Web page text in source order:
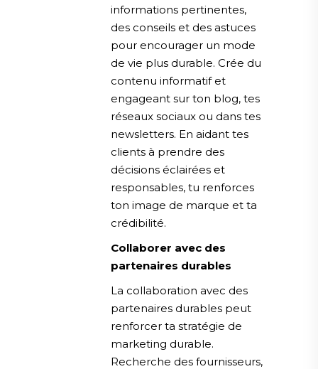
informations pertinentes,
des conseils et des astuces
pour encourager un mode
de vie plus durable. Crée du
contenu informatif et
engageant sur ton blog, tes
réseaux sociaux ou dans tes
newsletters. En aidant tes
clients à prendre des
décisions éclairées et
responsables, tu renforces
ton image de marque et ta
crédibilité.
Collaborer avec des
partenaires durables
La collaboration avec des
partenaires durables peut
renforcer ta stratégie de
marketing durable.
Recherche des fournisseurs,